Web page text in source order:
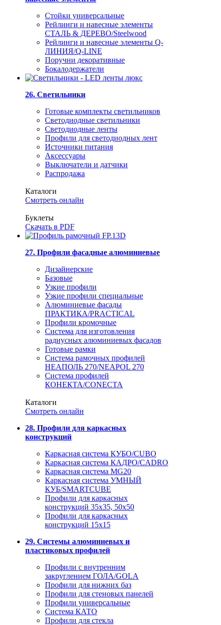
Стойки универсальные
Рейлинги и навесные элементы
СТАЛЬ & ДЕРЕВО/Steelwood
Рейлинги и навесные элементы Q-
ЛИНИЯ/Q-LINE
Поручни декоративные
Бокалодержатели
26. Светильники
Готовые комплекты светильников
Светодиодные светильники
Светодиодные ленты
Профили для светодиодных лент
Источники питания
Аксессуары
Выключатели и датчики
Распродажа
Каталоги
Смотреть онлайн
Буклеты
Скачать в PDF
27. Профили фасадные алюминиевые
Дизайнерские
Базовые
Узкие профили
Узкие профили специальные
Алюминиевые фасады
ПРАКТИКА/PRACTICAL
Профили кромочные
Система для изготовления
радиусных алюминиевых фасадов
Готовые рамки
Система рамочных профилей
НЕАПОЛЬ 270/NEAPOL 270
Система профилей
КОНЕКТА/CONECTA
Каталоги
Смотреть онлайн
28. Профили для каркасных
конструкций
Каркасная система КУБО/CUBO
Каркасная система КАДРО/CADRO
Каркасная система MG20
Каркасная система УМНЫЙ
КУБ/SMARTCUBE
Профили для каркасных
конструкций 35x35, 50x50
Профили для каркасных
конструкций 15х15
29. Системы алюминиевых и
пластиковых профилей
Профили с внутренним
закруглением ГОЛА/GOLA
Профили для нижних баз
Профили для стеновых панелей
Профили универсальные
Система КАТО
Профили для стекла